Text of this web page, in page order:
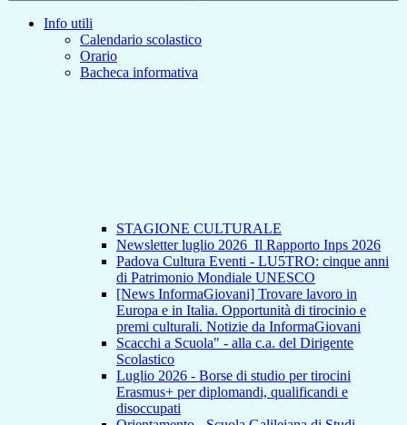
Info utili
Calendario scolastico
Orario
Bacheca informativa
STAGIONE CULTURALE
Newsletter luglio 2026_Il Rapporto Inps 2026
Padova Cultura Eventi - LU5TRO: cinque anni
di Patrimonio Mondiale UNESCO
[News InformaGiovani] Trovare lavoro in
Europa e in Italia. Opportunità di tirocinio e
premi culturali. Notizie da InformaGiovani
Scacchi a Scuola" - alla c.a. del Dirigente
Scolastico
Luglio 2026 - Borse di studio per tirocini
Erasmus+ per diplomandi, qualificandi e
disoccupati